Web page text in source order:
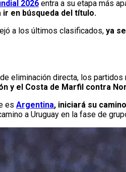
2026 entra a su etapa más
ir en búsqueda del título.
a los últimos clasificados, ya
eliminación directa, los
y el Costa de Marfil contra
es Argentina, iniciará su
a Uruguay en la fase de